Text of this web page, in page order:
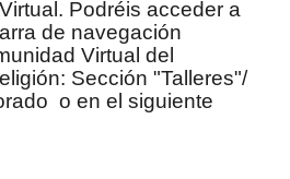
Podréis acceder a
de navegación
Virtual del
Sección "Talleres"/
o en el siguiente